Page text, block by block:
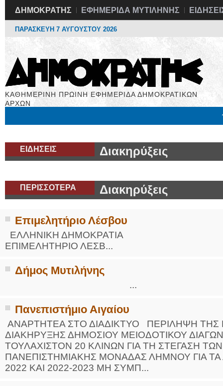
ΔΗΜΟΚΡΑΤΗΣ ΕΦΗΜΕΡΙΔΑ ΜΥΤΙΛΗΝΗΣ
ΠΑΡΑΣΚΕΥΗ 7 ΑΥΓΟΥΣΤΟΥ 2026
ΚΑΘΗΜΕΡΙΝΗ ΠΡΩΙΝΗ ΕΦΗΜΕΡΙΔΑ ΔΗΜΟΚΡΑΤΙΚΩΝ
ΑΡΧΩΝ
ΕΙΔΗΣΕΙΣ Διακηρύξεις
ΠΕΡΙΣΣΟΤΕΡΑ Διακηρύξεις
Επιμελητήριο Λέσβου
ΕΛΛΗΝΙΚΗ ΔΗΜΟΚΡΑΤΙΑ
ΕΠΙΜΕΛΗΤΗΡΙΟ ΛΕΣΒ...
Δήμος Μυτιλήνης
...
Πανεπιστήμιο Αιγαίου
ΑΝΑΡΤΗΤΕΑ ΣΤΟ ΔΙΑΔΙΚΤΥΟ ΠΕΡΙΛΗΨΗ ΤΗΣ
ΔΙΑΚΗΡΥΞΗΣ ΔΗΜΟΣΙΟΥ ΜΕΙΟΔΟΤΙΚΟΥ
ΤΟΥΛΑΧΙΣΤΟΝ 20 ΚΛΙΝΩΝ ΓΙΑ ΤΗ ΣΤΕΓΑΣΗ
ΠΑΝΕΠΙΣΤΗΜΙΑΚΗΣ ΜΟΝΑΔΑΣ ΛΗΜΝΟΥ ΓΙΑ ΤΑ
2022 ΚΑΙ 2022-2023 ΜΗ ΣΥΜΠ...